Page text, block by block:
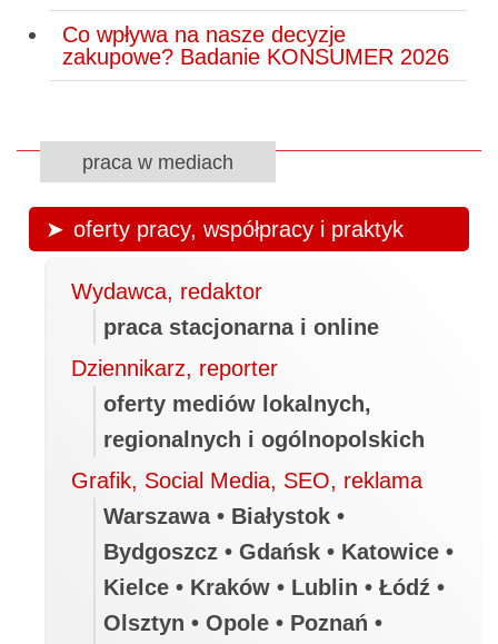
Co wpływa na nasze decyzje
zakupowe? Badanie KONSUMER 2026
praca w mediach
oferty pracy, współpracy i praktyk
Wydawca, redaktor
praca stacjonarna i online
Dziennikarz, reporter
oferty mediów lokalnych,
regionalnych i ogólnopolskich
Grafik, Social Media, SEO, reklama
Warszawa • Białystok •
Bydgoszcz • Gdańsk • Katowice •
Kielce • Kraków • Lublin • Łódź •
Olsztyn • Opole • Poznań •